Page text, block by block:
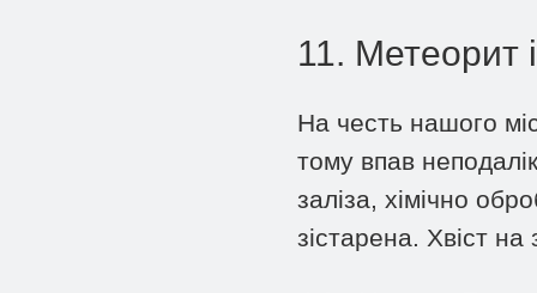
11. Метеорит
На честь нашого
тому впав
заліза, хімічно
зістарена. Хвіст на